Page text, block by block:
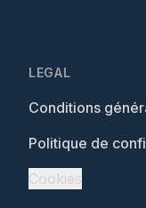
LEGAL
Conditions
Politique de
Cookies